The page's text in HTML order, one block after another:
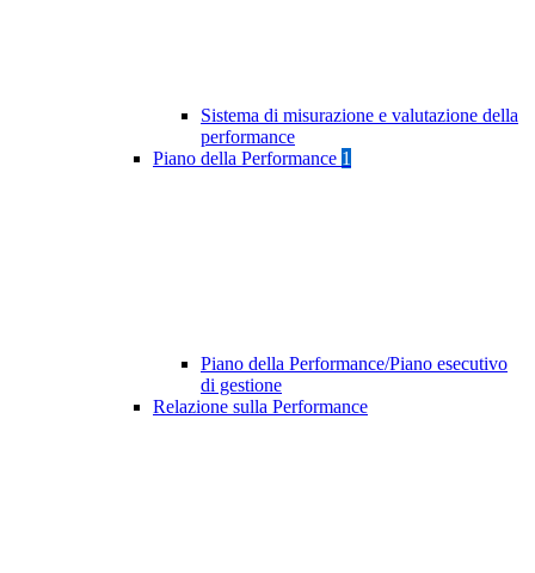
Sistema di misurazione e valutazione della
performance
Piano della Performance 1
Piano della Performance/Piano esecutivo
di gestione
Relazione sulla Performance